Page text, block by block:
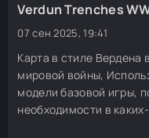
Verdun Trenches
07 сен 2025, 19:41
Карта в стиле Вердена
мировой войны,
модели базовой игры,
необходимости в